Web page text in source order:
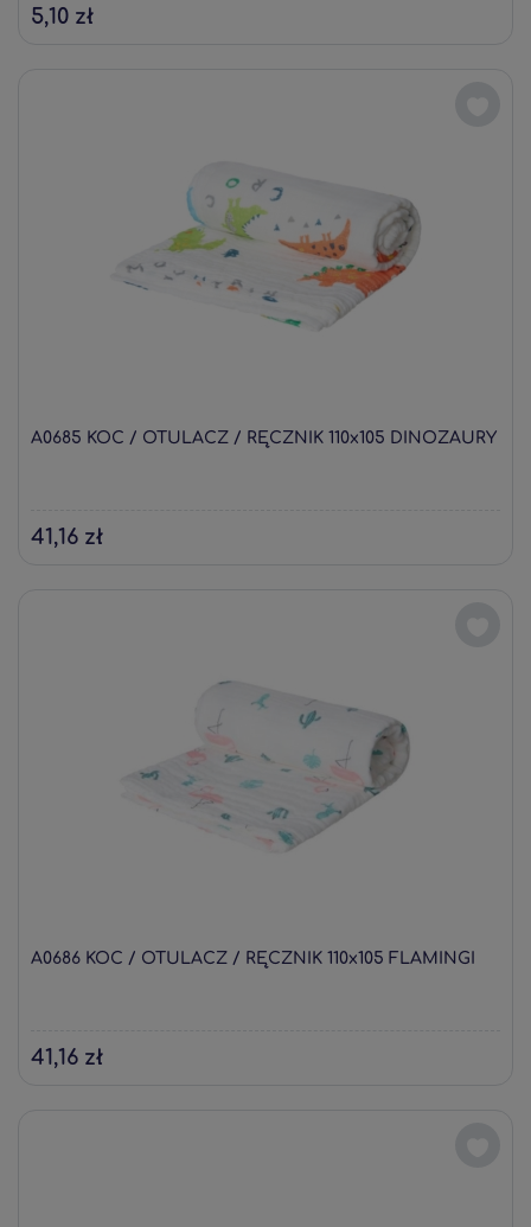
5,10 zł
A0685 KOC / OTULACZ / RĘCZNIK 110x105 DINOZAURY
41,16 zł
A0686 KOC / OTULACZ / RĘCZNIK 110x105 FLAMINGI
41,16 zł